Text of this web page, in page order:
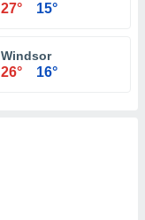
27° 15°
Windsor
26° 16°